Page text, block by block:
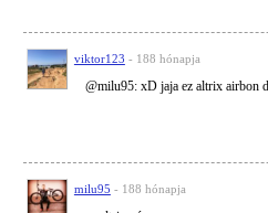
viktor123 - 188 hónapja
@milu95: xD jaja ez altrix airbon
milu95 - 188 hónapja